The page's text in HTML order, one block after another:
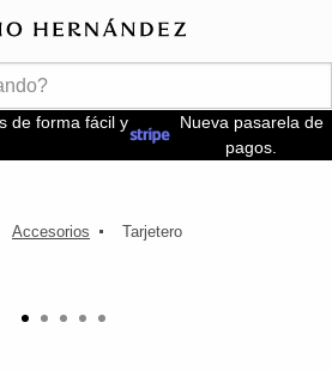
de forma fácil y
Nueva pasarela de
pagos.
Accesorios Tarjetero